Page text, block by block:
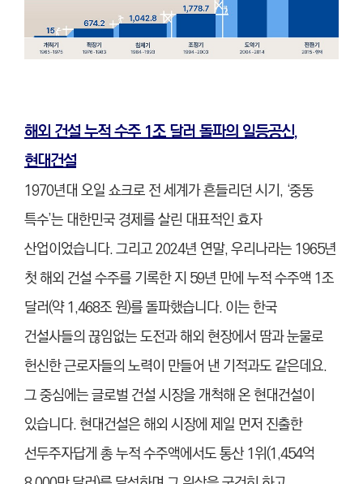
해외 건설 누적 수주 1조 달러 돌파의 일등공신,
현대건설
1970년대 오일 쇼크로 전 세계가 흔들리던 시기, ‘중동
특수’는 대한민국 경제를 살린 대표적인 효자
산업이었습니다. 그리고 2024년 연말, 우리나라는 1965년
첫 해외 건설 수주를 기록한 지 59년 만에 누적 수주액 1조
달러(약 1,468조 원)를 돌파했습니다. 이는 한국
건설사들의 끊임없는 도전과 해외 현장에서 땀과 눈물로
헌신한 근로자들의 노력이 만들어 낸 기적과도 같은데요.
그 중심에는 글로벌 건설 시장을 개척해 온 현대건설이
있습니다. 현대건설은 해외 시장에 제일 먼저 진출한
선두주자답게 총 누적 수주액에서도 통산 1위(1,454억